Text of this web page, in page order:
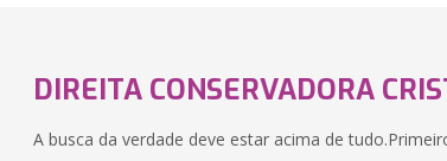
DIREITA CONSERVADORA
A busca da verdade deve estar acima de